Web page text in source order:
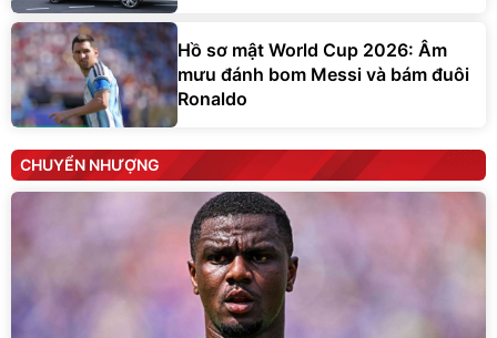
Hồ sơ mật World Cup 2026: Âm
mưu đánh bom Messi và bám đuôi
Ronaldo
CHUYỂN NHƯỢNG